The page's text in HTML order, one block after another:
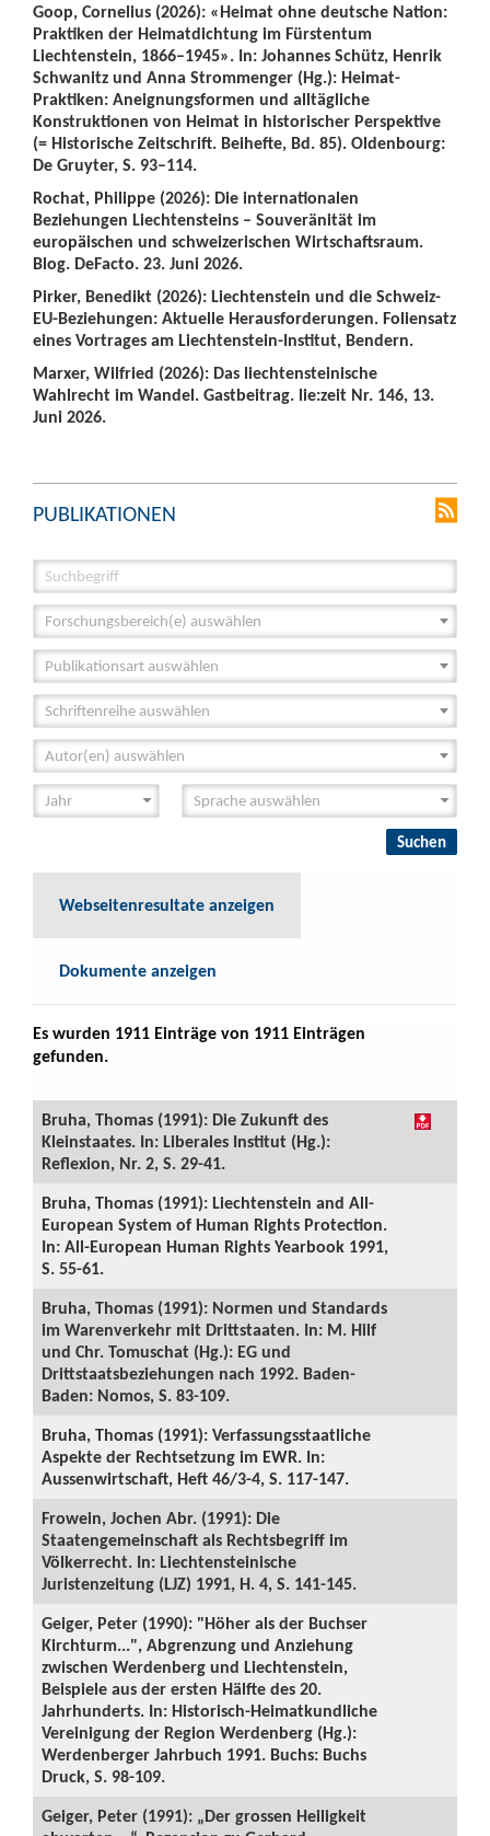
Goop, Cornelius (2026): «Heimat ohne deutsche Nation:
Praktiken der Heimatdichtung im Fürstentum
Liechtenstein, 1866–1945». In: Johannes Schütz, Henrik
Schwanitz und Anna Strommenger (Hg.): Heimat-
Praktiken: Aneignungsformen und alltägliche
Konstruktionen von Heimat in historischer Perspektive
(= Historische Zeitschrift. Beihefte, Bd. 85). Oldenbourg:
De Gruyter, S. 93–114.
Rochat, Philippe (2026): Die internationalen
Beziehungen Liechtensteins – Souveränität im
europäischen und schweizerischen Wirtschaftsraum.
Blog. DeFacto. 23. Juni 2026.
Pirker, Benedikt (2026): Liechtenstein und die Schweiz-
EU-Beziehungen: Aktuelle Herausforderungen. Foliensatz
eines Vortrages am Liechtenstein-Institut, Bendern.
Marxer, Wilfried (2026): Das liechtensteinische
Wahlrecht im Wandel. Gastbeitrag. lie:zeit Nr. 146, 13.
Juni 2026.
PUBLIKATIONEN
Forschungsbereich(e) auswählen
Publikationsart auswählen
Schriftenreihe auswählen
Autor(en) auswählen
Webseitenresultate anzeigen
Dokumente anzeigen
Es wurden 1911 Einträge von 1911 Einträgen
gefunden.
Bruha, Thomas (1991): Die Zukunft des
Kleinstaates. In: Liberales Institut (Hg.):
Reflexion, Nr. 2, S. 29-41.
Bruha, Thomas (1991): Liechtenstein and All-
European System of Human Rights Protection.
In: All-European Human Rights Yearbook 1991,
S. 55-61.
Bruha, Thomas (1991): Normen und Standards
im Warenverkehr mit Drittstaaten. In: M. Hilf
und Chr. Tomuschat (Hg.): EG und
Drittstaatsbeziehungen nach 1992. Baden-
Baden: Nomos, S. 83-109.
Bruha, Thomas (1991): Verfassungsstaatliche
Aspekte der Rechtsetzung im EWR. In:
Aussenwirtschaft, Heft 46/3-4, S. 117-147.
Frowein, Jochen Abr. (1991): Die
Staatengemeinschaft als Rechtsbegriff im
Völkerrecht. In: Liechtensteinische
Juristenzeitung (LJZ) 1991, H. 4, S. 141-145.
Geiger, Peter (1990): "Höher als der Buchser
Kirchturm...", Abgrenzung und Anziehung
zwischen Werdenberg und Liechtenstein,
Beispiele aus der ersten Hälfte des 20.
Jahrhunderts. In: Historisch-Heimatkundliche
Vereinigung der Region Werdenberg (Hg.):
Werdenberger Jahrbuch 1991. Buchs: Buchs
Druck, S. 98-109.
Geiger, Peter (1991): „Der grossen Heiligkeit